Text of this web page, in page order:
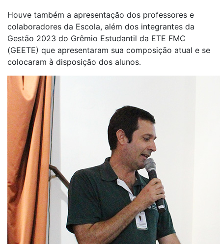
Houve também a apresentação dos professores e
colaboradores da Escola, além dos integrantes da
Gestão 2023 do Grêmio Estudantil da ETE FMC
(GEETE) que apresentaram sua composição atual e se
colocaram à disposição dos alunos.